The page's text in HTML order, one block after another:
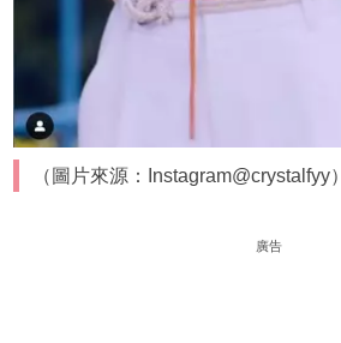
（圖片來源：Instagram@crystalfyy）
廣告